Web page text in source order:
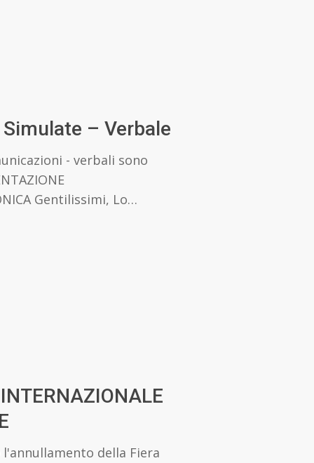
– Verbale
- verbali sono
Gentilissimi, Lo…
della Fiera